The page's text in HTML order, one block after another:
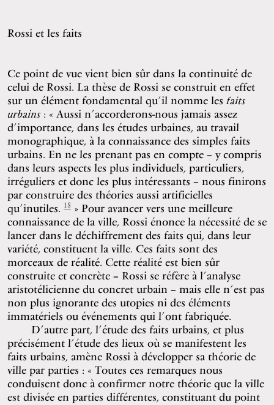
Rossi et les faits
Ce point de vue vient bien sûr dans la continuité de
celui de Rossi. La thèse de Rossi se construit en effet
sur un élément fondamental qu’il nomme les faits
urbains: « Aussi n’accorderons-nous jamais assez
d’importance, dans les études urbaines, au travail
monographique, à la connaissance des simples faits
urbains. En ne les prenant pas en compte – y compris
dans leurs aspects les plus individuels, particuliers,
irréguliers et donc les plus intéressants – nous finirons
par construire des théories aussi artificielles
qu’inutiles. 18» Pour avancer vers une meilleure
connaissance de la ville, Rossi énonce la nécessité de se
lancer dans le déchiffrement des faits qui, dans leur
variété, constituent la ville. Ces faits sont des
morceaux de réalité. Cette réalité est bien sûr
construite et concrète – Rossi se réfère à l’analyse
aristotélicienne du concret urbain – mais elle n’est pas
non plus ignorante des utopies ni des éléments
immatériels ou événements qui l’ont fabriquée.
D’autre part, l’étude des faits urbains, et plus
précisément l’étude des lieux où se manifestent les
faits urbains, amène Rossi à développer sa théorie de
ville par parties : « Toutes ces remarques nous
conduisent donc à confirmer notre théorie que la ville
est divisée en parties différentes, constituant du point